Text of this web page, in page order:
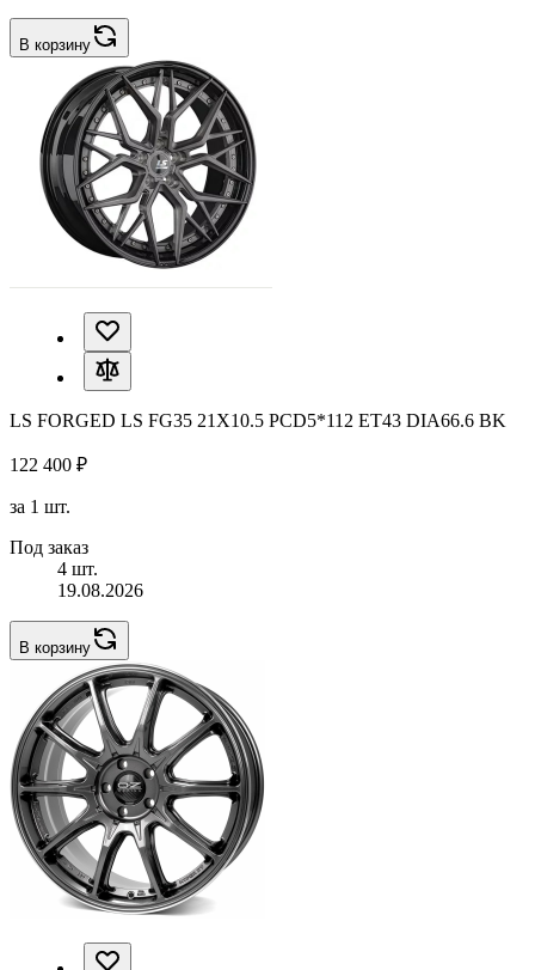
В корзину
LS FORGED LS FG35 21X10.5 PCD5*112 ET43 DIA66.6 BK
122 400 ₽
за 1 шт.
Под заказ
4 шт.
19.08.2026
В корзину